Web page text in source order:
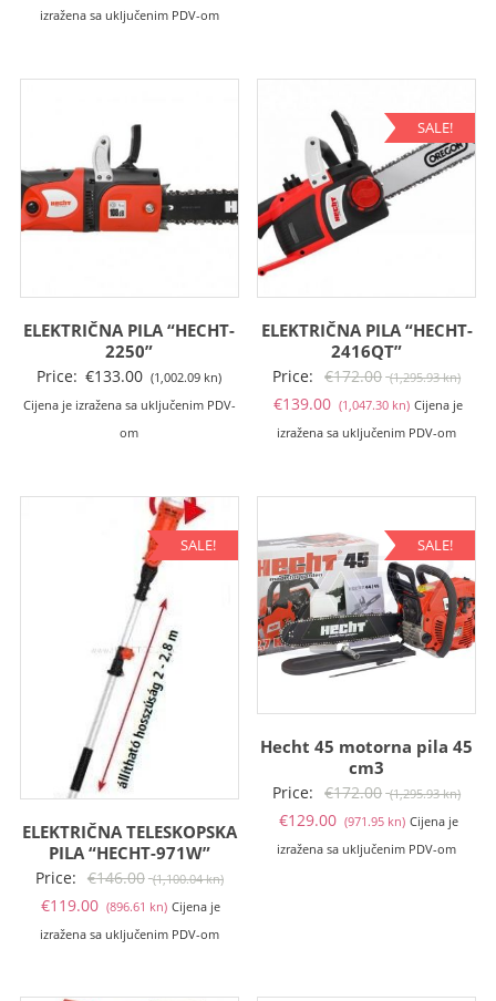
cijena
izražena sa uključenim PDV-om
ELEKTRIČNA PILA “HECHT-
2250”
Price: €133.00 (1,002.09 kn)
Cijena je izražena sa uključenim PDV-
om
SALE!
ELEKTRIČNA PILA “HECHT-
2416QT”
Price: €172.00 (1,295.93 kn)
€139.00 (1,047.30 kn)Trenutna
cijena
kn).
Cijena je
izražena sa uključenim PDV-om
SALE!
ELEKTRIČNA TELESKOPSKA
PILA “HECHT-971W”
Price: €146.00 (1,100.04 kn)Izvorna
€119.00 (896.61 kn)Trenutna
cijena
Cijena je
izražena sa uključenim PDV-om
SALE!
Hecht 45 motorna pila 45
cm3
Price: €172.00 (1,295.93 kn)
€129.00 (971.95 kn)Trenutna
cijena
Cijena je
izražena sa uključenim PDV-om